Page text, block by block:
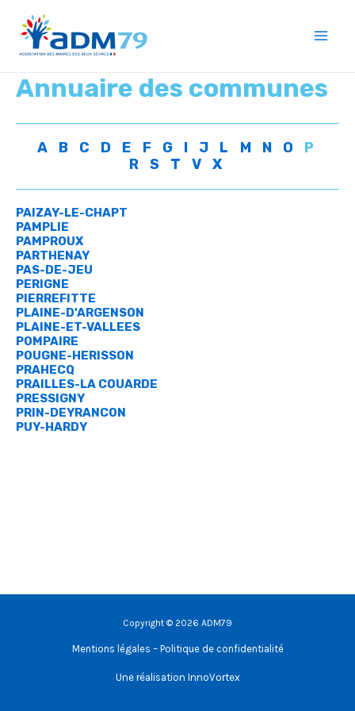
contenu
Annuaire des communes
A B C D E F G I J L M N O P
R S TVX
PAIZAY-LE-CHAPT
PAMPLIE
PAMPROUX
PARTHENAY
PAS-DE-JEU
PERIGNE
PIERREFITTE
PLAINE-D'ARGENSON
PLAINE-ET-VALLEES
POMPAIRE
POUGNE-HERISSON
PRAHECQ
PRAILLES-LA COUARDE
PRESSIGNY
PRIN-DEYRANCON
PUY-HARDY
Copyright © 2026 ADM79
Mentions légales – Politique de confidentialité
Une réalisation InnoVortex